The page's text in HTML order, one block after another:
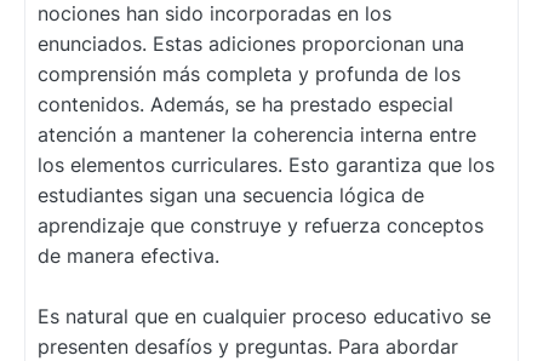
nociones han sido incorporadas en los
enunciados. Estas adiciones proporcionan una
comprensión más completa y profunda de los
contenidos. Además, se ha prestado especial
atención a mantener la coherencia interna entre
los elementos curriculares. Esto garantiza que los
estudiantes sigan una secuencia lógica de
aprendizaje que construye y refuerza conceptos
de manera efectiva.
Es natural que en cualquier proceso educativo se
presenten desafíos y preguntas. Para abordar